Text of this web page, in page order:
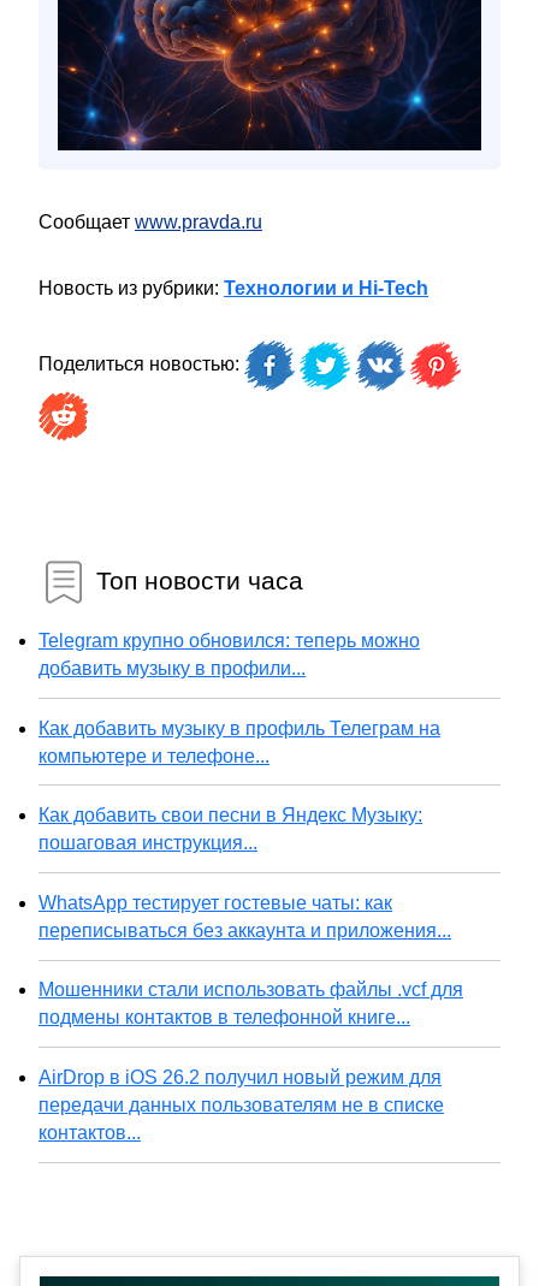
Сообщает www.pravda.ru
Новость из рубрики: Технологии и Hi-Tech
Поделиться новостью:
Топ новости часа
Telegram крупно обновился: теперь можно
добавить музыку в профили...
Как добавить музыку в профиль Телеграм на
компьютере и телефоне...
Как добавить свои песни в Яндекс Музыку:
пошаговая инструкция...
WhatsApp тестирует гостевые чаты: как
переписываться без аккаунта и приложения...
Мошенники стали использовать файлы .vcf для
подмены контактов в телефонной книге...
AirDrop в iOS 26.2 получил новый режим для
передачи данных пользователям не в списке
контактов...